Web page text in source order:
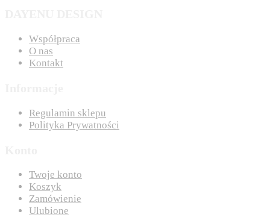
Współpraca
O nas
Kontakt
Regulamin sklepu
Polityka Prywatności
Twoje konto
Koszyk
Zamówienie
Ulubione